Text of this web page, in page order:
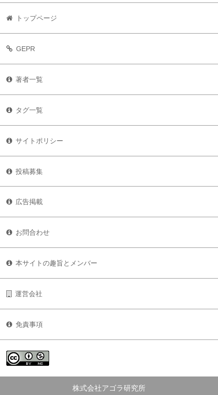
トップページ
GEPR
著者一覧
タグ一覧
サイトポリシー
投稿募集
広告掲載
お問合わせ
本サイトの趣旨とメンバー
運営会社
免責事項
株式会社アゴラ研究所